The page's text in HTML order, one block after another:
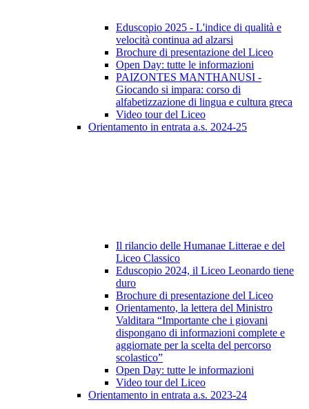
Eduscopio 2025 - L'indice di qualità e
velocità continua ad alzarsi
Brochure di presentazione del Liceo
Open Day: tutte le informazioni
PAIZONTES MANTHANUSI -
Giocando si impara: corso di
alfabetizzazione di lingua e cultura greca
Video tour del Liceo
Orientamento in entrata a.s. 2024-25
Il rilancio delle Humanae Litterae e del
Liceo Classico
Eduscopio 2024, il Liceo Leonardo tiene
duro
Brochure di presentazione del Liceo
Orientamento, la lettera del Ministro
Valditara “Importante che i giovani
dispongano di informazioni complete e
aggiornate per la scelta del percorso
scolastico”
Open Day: tutte le informazioni
Video tour del Liceo
Orientamento in entrata a.s. 2023-24